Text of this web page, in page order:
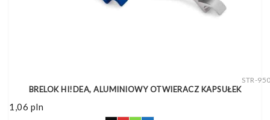
STR-
BRELOK HI!DEA, ALUMINIOWY OTWIERACZ KAPSUŁEK
1,06 pln